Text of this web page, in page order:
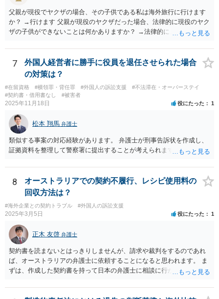
父親が現役でヤクザの場合、その子供である私は海外旅行に行けます
か？ →行けます 父親が現役のヤクザだった場合、法律的に現役のヤク
ザの子供ができないことは何かありますか？ →法律的に、ということ
7
外国人経営者に勝手に役員を退任させられた場合
の対策は？
#在留資格 #横領罪・背任罪 #外国人の訴訟支援
#不法滞在・オーバーステイ
#契約書・借用書なし
#被害者
2025年11月18日 役にたった 1
松本 翔馬 弁護士
類似する事案の対応経験があります。 弁護士が刑事告訴状を作成し、
証拠資料を整理して警察署に提出することが考えられます。
8
オーストラリアでの契約不履行、レシピ使用料の
回収方法は？
#海外企業との契約トラブル #外国人の訴訟支援
2025年3月5日 役にたった 1
正木 友啓 弁護士
契約書を読まないとはっきりしませんが、請求や裁判をするのであれ
ば、オーストラリアの弁護士に依頼することになると思われます。 ま
ずは、作成した契約書を持って日本の弁護士に相談に行かれて、契約